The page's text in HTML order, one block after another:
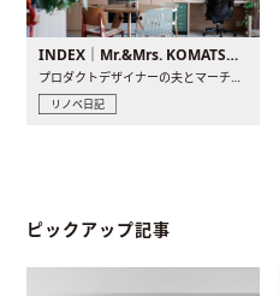
INDEX｜Mr.&Mrs. KOMATSU renovation diary
プロダクトデザイナーの夫とマーチャンダイザーの妻が、夫婦で..
リノベ日記
ピックアップ記事